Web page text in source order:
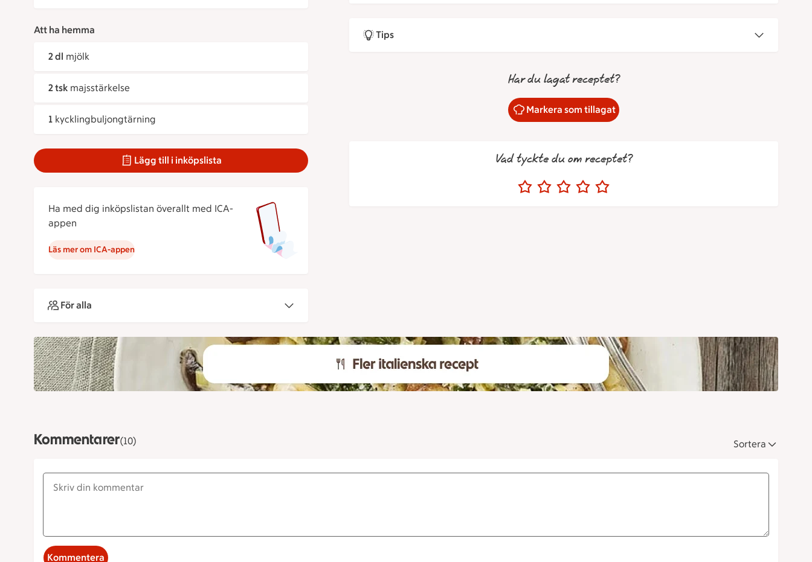
Att ha hemma
2 dl mjölk
2 tsk majsstärkelse
1 kycklingbuljongtärning
Lägg till i inköpslista
Ha med dig inköpslistan överallt med ICA-
appen
Läs mer om ICA-appen
För alla
Tips
Har du lagat receptet?
Markera som tillagat
Vad tyckte du om receptet?
Kommentarer(10) Sortera
Kommentera